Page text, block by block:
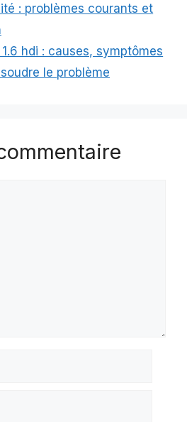
: problèmes courants et
hdi : causes, symptômes
le problème